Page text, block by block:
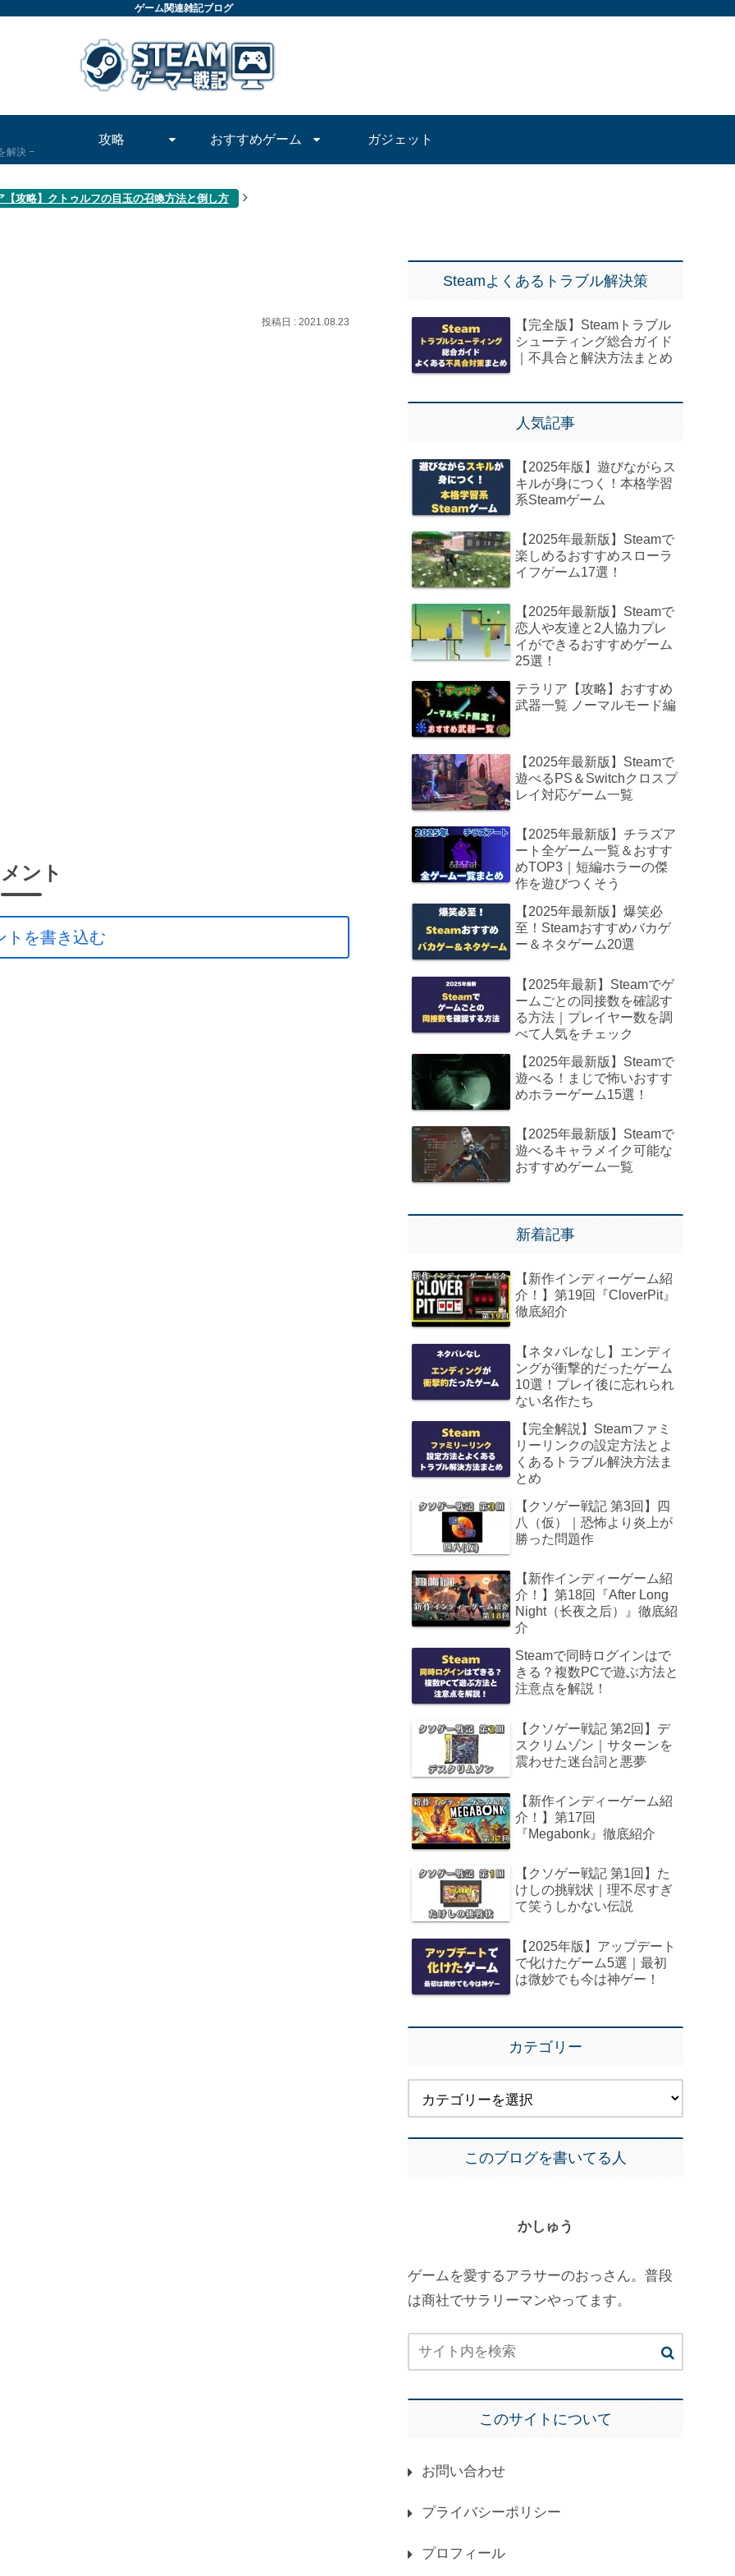
ゲーム関連雑記ブログ
解決
攻略 おすすめゲーム ガジェット
【攻略】クトゥルフの目玉の召喚方法と倒し方
2021.08.23
ント
トを書き込む
Steamよくあるトラブル解決策
【完全版】Steamトラブル
シューティング総合ガイド
｜不具合と解決方法まとめ
人気記事
【2025年版】遊びながらス
キルが身につく！本格学習
系Steamゲーム
【2025年最新版】Steamで
楽しめるおすすめスローラ
イフゲーム17選！
【2025年最新版】Steamで
恋人や友達と2人協力プレ
イができるおすすめゲーム
25選！
テラリア【攻略】おすすめ
武器一覧 ノーマルモード編
【2025年最新版】Steamで
遊べるPS＆Switchクロスプ
レイ対応ゲーム一覧
【2025年最新版】チラズア
ート全ゲーム一覧＆おすす
めTOP3｜短編ホラーの傑
作を遊びつくそう
【2025年最新版】爆笑必
至！Steamおすすめバカゲ
ー＆ネタゲーム20選
【2025年最新】Steamでゲ
ームごとの同接数を確認す
る方法｜プレイヤー数を調
べて人気をチェック
【2025年最新版】Steamで
遊べる！まじで怖いおすす
めホラーゲーム15選！
【2025年最新版】Steamで
遊べるキャラメイク可能な
おすすめゲーム一覧
新着記事
【新作インディーゲーム紹
介！】第19回『CloverPit』
徹底紹介
【ネタバレなし】エンディ
ングが衝撃的だったゲーム
10選！プレイ後に忘れられ
ない名作たち
【完全解説】Steamファミ
リーリンクの設定方法とよ
くあるトラブル解決方法ま
とめ
【クソゲー戦記 第3回】四
八（仮）｜恐怖より炎上が
勝った問題作
【新作インディーゲーム紹
介！】第18回『After Long
Night（长夜之后）』徹底紹
介
Steamで同時ログインはで
きる？複数PCで遊ぶ方法と
注意点を解説！
【クソゲー戦記 第2回】デ
スクリムゾン｜サターンを
震わせた迷台詞と悪夢
【新作インディーゲーム紹
介！】第17回
『Megabonk』徹底紹介
【クソゲー戦記 第1回】た
けしの挑戦状｜理不尽すぎ
て笑うしかない伝説
【2025年版】アップデート
で化けたゲーム5選｜最初
は微妙でも今は神ゲー！
カテゴリー
このブログを書いてる人
かしゅう
ゲームを愛するアラサーのおっさん。普段
は商社でサラリーマンやってます。
このサイトについて
お問い合わせ
プライバシーポリシー
プロフィール